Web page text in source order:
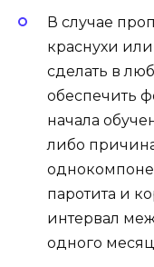
В случае
краснухи
сделать в
обеспечить
начала
либо
паротита и
интервал
одного